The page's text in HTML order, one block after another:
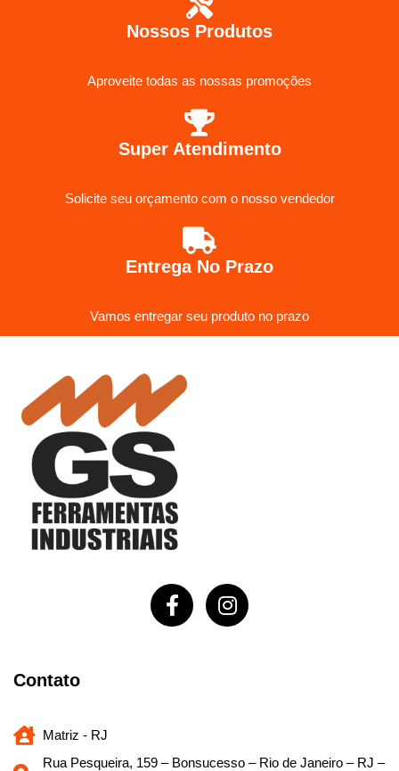
Nossos Produtos
Aproveite todas as nossas promoções
Super Atendimento
Solicite seu orçamento com o nosso vendedor
Entrega No Prazo
Vamos entregar seu produto no prazo
Contato
Matriz - RJ
Rua Pesqueira, 159 – Bonsucesso – Rio de Janeiro – RJ –